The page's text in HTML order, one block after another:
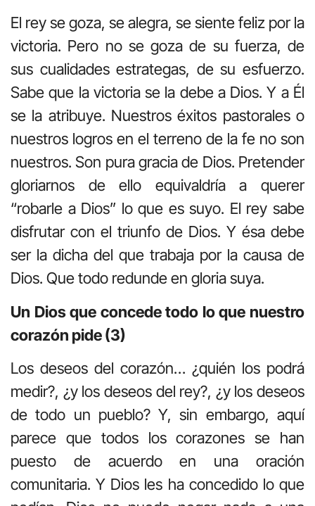
El rey se goza, se alegra, se siente feliz por la
victoria. Pero no se goza de su fuerza, de
sus cualidades estrategas, de su esfuerzo.
Sabe que la victoria se la debe a Dios. Y a Él
se la atribuye. Nuestros éxitos pastorales o
nuestros logros en el terreno de la fe no son
nuestros. Son pura gracia de Dios. Pretender
gloriarnos de ello equivaldría a querer
“robarle a Dios” lo que es suyo. El rey sabe
disfrutar con el triunfo de Dios. Y ésa debe
ser la dicha del que trabaja por la causa de
Dios. Que todo redunde en gloria suya.
Un Dios que concede todo lo que nuestro
corazón pide (3)
Los deseos del corazón… ¿quién los podrá
medir?, ¿y los deseos del rey?, ¿y los deseos
de todo un pueblo? Y, sin embargo, aquí
parece que todos los corazones se han
puesto de acuerdo en una oración
comunitaria. Y Dios les ha concedido lo que